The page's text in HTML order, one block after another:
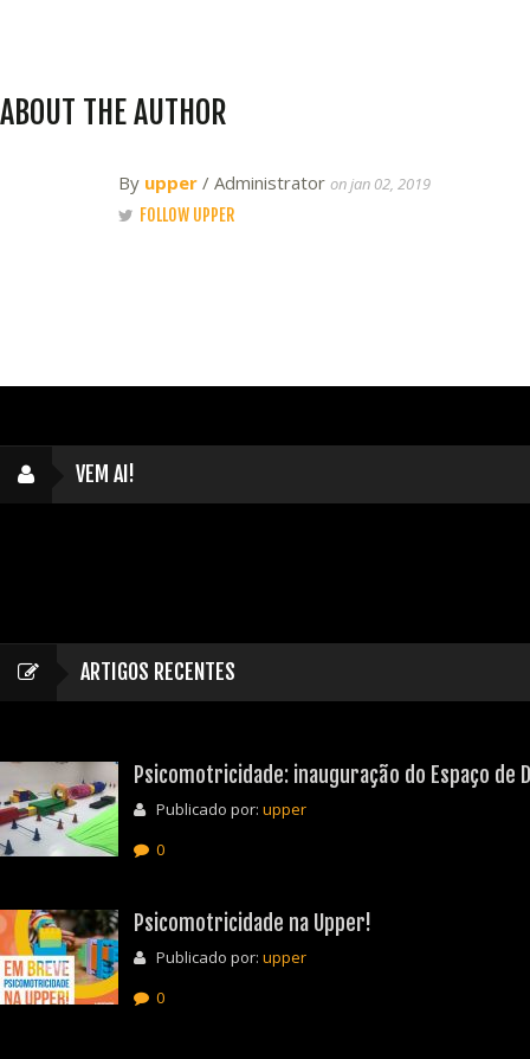
ABOUT THE AUTHOR
By upper / Administrator on jan 02, 2019
FOLLOW UPPER
VEM AI!
ARTIGOS RECENTES
Psicomotricidade: inauguração do Espaço
Publicado por: upper
0
Psicomotricidade na Upper!
Publicado por: upper
0